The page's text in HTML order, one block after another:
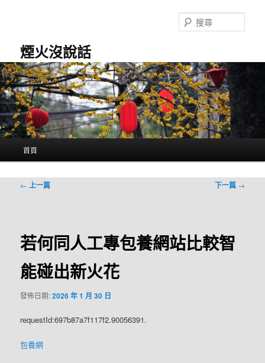
容
煙火沒說話
尋
首頁
文
← 上一篇 下一篇 →
若何同人工專包養網站比較智
能碰出新火花
發佈日期:2026 年 1 月 30 日
requestId:697b87a7f117f2.90056391.
包養網